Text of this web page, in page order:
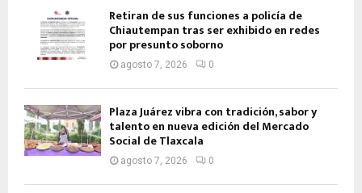
Retiran de sus funciones a policía de
Chiautempan tras ser exhibido en redes
por presunto soborno
agosto 7, 2026 0
Plaza Juárez vibra con tradición, sabor y
talento en nueva edición del Mercado
Social de Tlaxcala
agosto 7, 2026 0